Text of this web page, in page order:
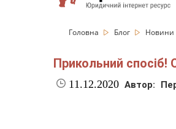
Головна Блог Новини
Прикольний спосіб!
11.12.2020 Автор: